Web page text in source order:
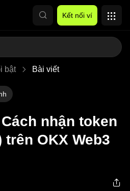
Kết nối ví
bật Bài viết
nhận token
trên OKX Web3